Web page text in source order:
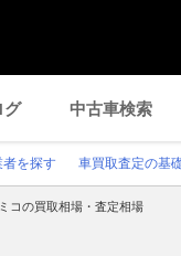
グ 中古車検索
者を探す 車買取査定の基
コの買取相場・査定相場